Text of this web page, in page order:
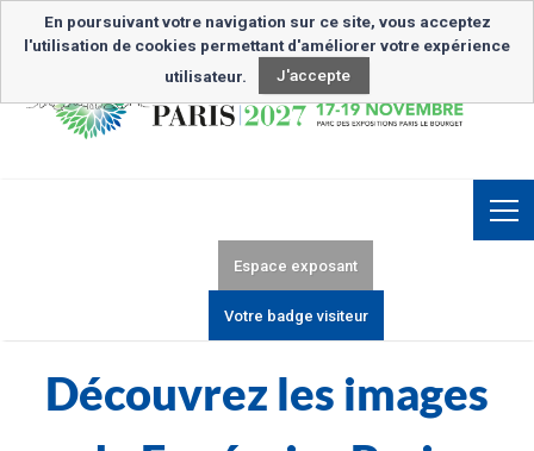
Inscription Newsletter
Espace exposant
Votre badge visiteur
Découvrez les images
En poursuivant votre navigation sur ce site, vous acceptez
l'utilisation de cookies permettant d'améliorer votre expérience
utilisateur.
J'accepte